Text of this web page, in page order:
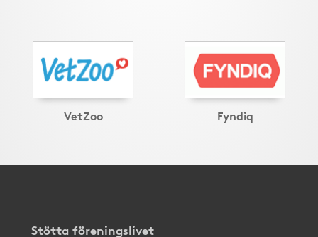
VetZoo Fyndiq
Stötta föreningslivet